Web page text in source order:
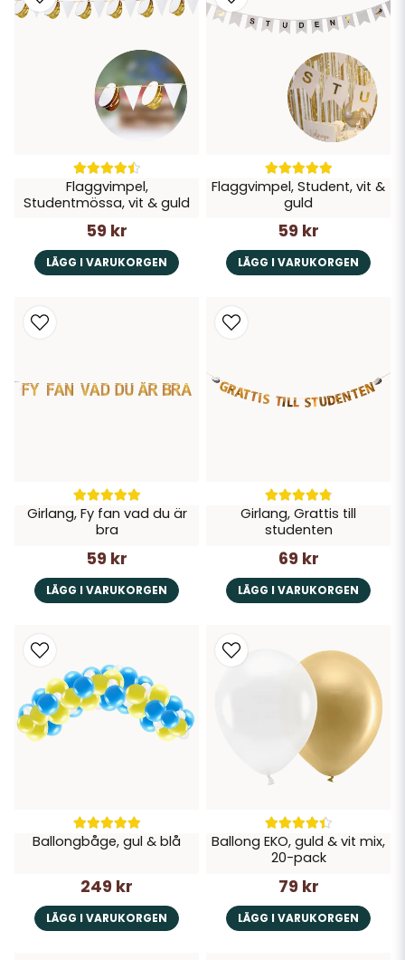
Flaggvimpel,
Studentmössa, vit & guld
59 kr
LÄGG I VARUKORGEN
Flaggvimpel, Student, vit &
guld
59 kr
LÄGG I VARUKORGEN
Girlang, Fy fan vad du är
bra
59 kr
LÄGG I VARUKORGEN
Girlang, Grattis till
studenten
69 kr
LÄGG I VARUKORGEN
Ballongbåge, gul & blå
249 kr
LÄGG I VARUKORGEN
Ballong EKO, guld & vit mix,
20-pack
79 kr
LÄGG I VARUKORGEN